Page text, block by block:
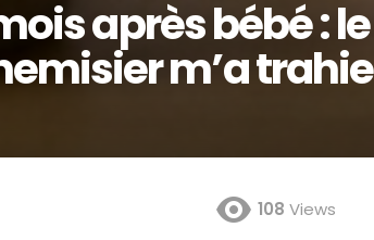
après bébé : le
m’a trahie
108 Views